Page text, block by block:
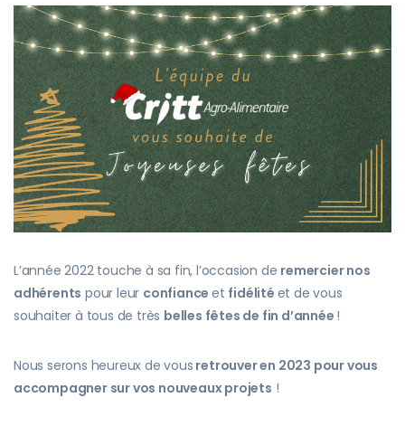
L’année 2022 touche à sa fin, l’occasion de remercier nos
adhérents pour leur confianceet fidélité et de vous
souhaiter à tous de très belles fêtes de fin d’année !
Nous serons heureux de vous retrouver en 2023 pour vous
accompagner sur vos nouveaux projets !